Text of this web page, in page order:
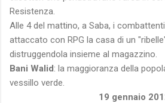
Resistenza.
Alle 4 del mattino, a Saba, i
attaccato con RPG la casa di un
distruggendola insieme al magazzino.
Bani Walid: la maggioranza della
vessillo verde.
19 gennaio